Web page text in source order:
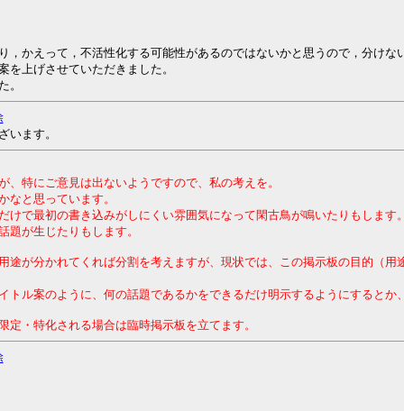
かえって，不活性化する可能性があるのではないかと思うので，分けな
上げさせていただきました。
。
います。
特にご意見は出ないようですので、私の考えを。
と思っています。
で最初の書き込みがしにくい雰囲気になって閑古鳥が鳴いたりもしま
が生じたりもします。
が分かれてくれば分割を考えますが、現状では、この掲示板の目的（
ル案のように、何の話題であるかをできるだけ明示するようにすると
・特化される場合は臨時掲示板を立てます。